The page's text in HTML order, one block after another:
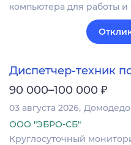
компьютера для работы и
Диспетчер-техник
90 000–100 000 ₽
03 августа 2026
ООО "ЭБРО-СБ"
Круглосуточный